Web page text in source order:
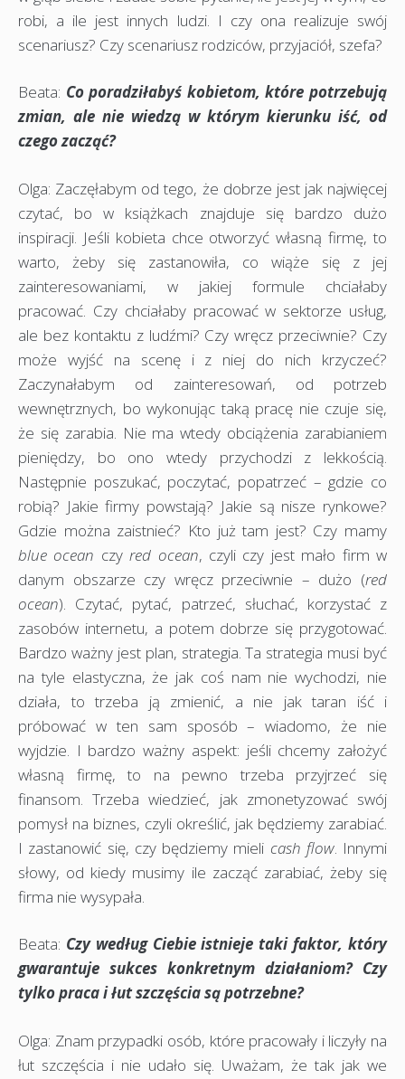
robi, a ile jest innych ludzi. I czy ona realizuje swój
scenariusz? Czy scenariusz rodziców, przyjaciół, szefa?
Beata: Co poradziłabyś kobietom, które potrzebują
zmian, ale nie wiedzą w którym kierunku iść, od
czego zacząć?
Olga: Zaczęłabym od tego, że dobrze jest jak najwięcej
czytać, bo w książkach znajduje się bardzo dużo
inspiracji. Jeśli kobieta chce otworzyć własną firmę, to
warto, żeby się zastanowiła, co wiąże się z jej
zainteresowaniami, w jakiej formule chciałaby
pracować. Czy chciałaby pracować w sektorze usług,
ale bez kontaktu z ludźmi? Czy wręcz przeciwnie? Czy
może wyjść na scenę i z niej do nich krzyczeć?
Zaczynałabym od zainteresowań, od potrzeb
wewnętrznych, bo wykonując taką pracę nie czuje się,
że się zarabia. Nie ma wtedy obciążenia zarabianiem
pieniędzy, bo ono wtedy przychodzi z lekkością.
Następnie poszukać, poczytać, popatrzeć – gdzie co
robią? Jakie firmy powstają? Jakie są nisze rynkowe?
Gdzie można zaistnieć? Kto już tam jest? Czy mamy
blue ocean czyred ocean, czyli czy jest mało firm w
danym obszarze czy wręcz przeciwnie – dużo (red
ocean). Czytać, pytać, patrzeć, słuchać, korzystać z
zasobów internetu, a potem dobrze się przygotować.
Bardzo ważny jest plan, strategia. Ta strategia musi być
na tyle elastyczna, że jak coś nam nie wychodzi, nie
działa, to trzeba ją zmienić, a nie jak taran iść i
próbować w ten sam sposób – wiadomo, że nie
wyjdzie. I bardzo ważny aspekt: jeśli chcemy założyć
własną firmę, to na pewno trzeba przyjrzeć się
finansom. Trzeba wiedzieć, jak zmonetyzować swój
pomysł na biznes, czyli określić, jak będziemy zarabiać.
I zastanowić się, czy będziemy mieli cash flow. Innymi
słowy, od kiedy musimy ile zacząć zarabiać, żeby się
firma nie wysypała.
Beata: Czy według Ciebie istnieje taki faktor, który
gwarantuje sukces konkretnym działaniom? Czy
tylko praca i łut szczęścia są potrzebne?
Olga: Znam przypadki osób, które pracowały i liczyły na
łut szczęścia i nie udało się. Uważam, że tak jak we